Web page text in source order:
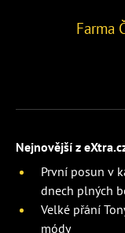
Farma
Nejnovější z
První posun v
dnech plných
Velké přání
módy